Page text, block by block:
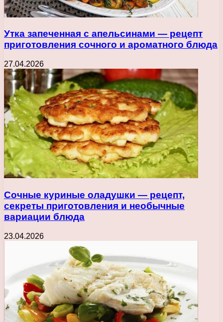
Утка запеченная с апельсинами — рецепт
приготовления сочного и ароматного блюда
27.04.2026
Сочные куриные оладушки — рецепт,
секреты приготовления и необычные
вариации блюда
23.04.2026